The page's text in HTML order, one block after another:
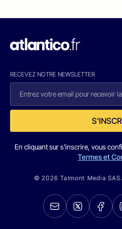
RECEVEZ NOTRE NEWSLETTER
En cliquant sur s'inscrire, vous
Termes et
© 2026 Talmont Media